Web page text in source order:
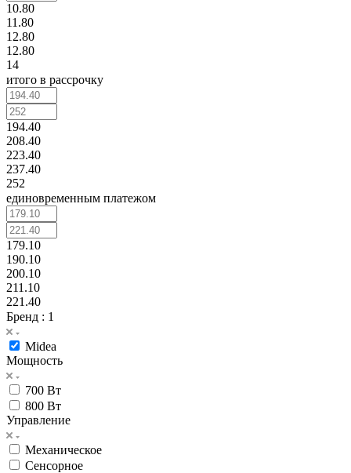
10.80
11.80
12.80
12.80
14
итого в рассрочку
194.40
208.40
223.40
237.40
252
единовременным платежом
179.10
190.10
200.10
211.10
221.40
Бренд : 1
Midea
Мощность
700 Вт
800 Вт
Управление
Механическое
Сенсорное